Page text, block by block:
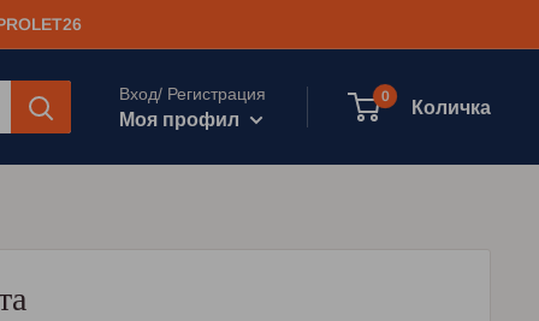
Вход/ Регистрация
Моя профил
0
Количка